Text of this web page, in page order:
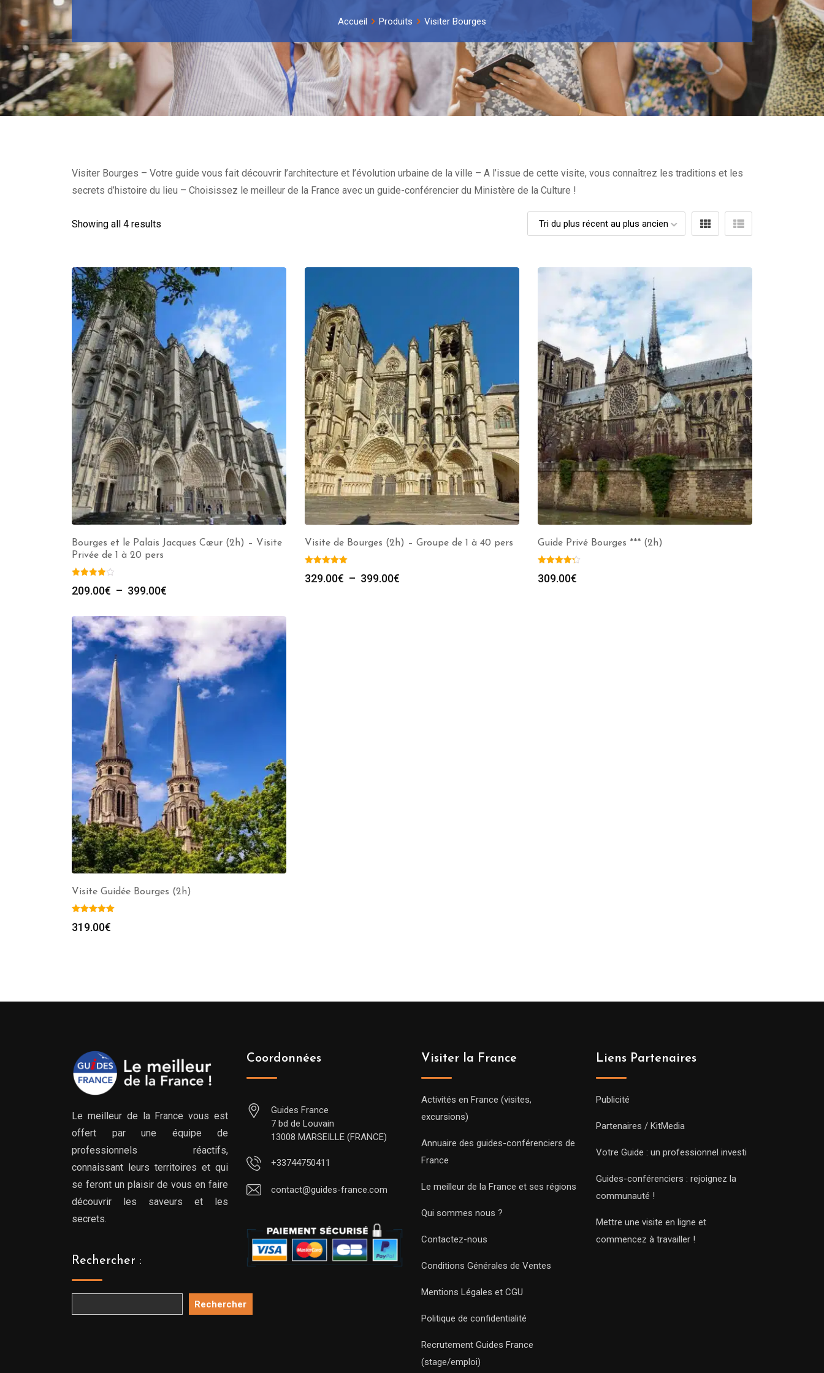
Accueil Produits Visiter Bourges
Visiter Bourges – Votre guide vous fait découvrir l’architecture et l’évolution urbaine de la ville – A l’issue de cette visite, vous connaîtrez les traditions et les
secrets d’histoire du lieu – Choisissez le meilleur de la France avec un guide-conférencier du Ministère de la Culture !
Showing all 4 results
Bourges et le Palais Jacques Cœur (2h) – Visite
Privée de 1 à 20 pers
209.00€ – 399.00€
prix :
209.00€
à
399.00€
Visite de Bourges (2h) – Groupe de 1 à 40 pers
329.00€ – 399.00€
Guide Privé Bourges *** (2h)
309.00€
Visite Guidée Bourges (2h)
319.00€
Le meilleur de la France vous est
offert par une équipe de
professionnels réactifs,
connaissant leurs territoires et qui
se feront un plaisir de vous en faire
découvrir les saveurs et les
secrets.
Rechercher :
Rechercher
Coordonnées
Guides France
7 bd de Louvain
13008 MARSEILLE (FRANCE)
+33744750411
contact@guides-france.com
Visiter la France
Activités en France (visites,
excursions)
Annuaire des guides-conférenciers de
France
Le meilleur de la France et ses régions
Qui sommes nous ?
Contactez-nous
Conditions Générales de Ventes
Mentions Légales et CGU
Politique de confidentialité
Recrutement Guides France
(stage/emploi)
Liens Partenaires
Publicité
Partenaires / KitMedia
Votre Guide : un professionnel investi
Guides-conférenciers : rejoignez la
communauté !
Mettre une visite en ligne et
commencez à travailler !